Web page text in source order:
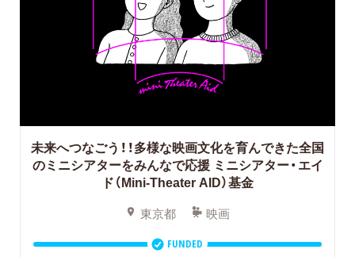
未来へつなごう！！多様な映画文化を育んできた全国
のミニシアターをみんなで応援ミニシアター・エイ
ド（Mini-Theater AID）基金
東京都 映画
FUNDED